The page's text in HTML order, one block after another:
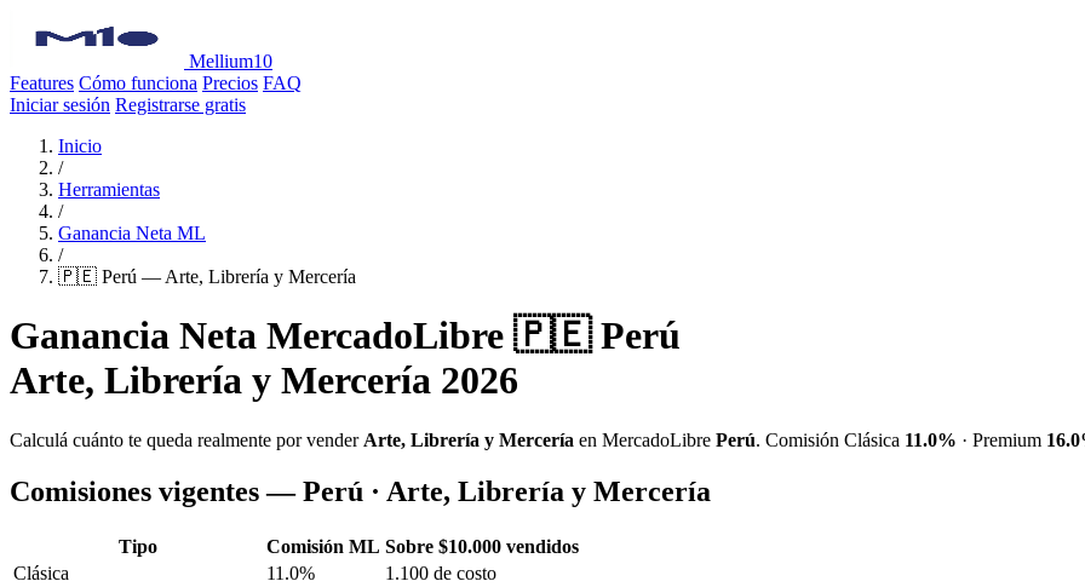
Mellium10
Features Cómo funciona Precios FAQ
Iniciar sesión Registrarse gratis
Inicio
/
Herramientas
/
Ganancia Neta ML
/
🇵🇪 Perú — Arte, Librería y Mercería
Ganancia Neta MercadoLibre 🇵🇪 Perú
Arte, Librería y Mercería 2026
Calculá cuánto te queda realmente por vender Arte, Librería y Mercería en MercadoLibre Perú. Comisión Clásica 11.0% · Premium
Comisiones vigentes — Perú · Arte, Librería y Mercería
Tipo Comisión ML Sobre $10.000 vendidos
Clásica
11.0%
1.100 de costo